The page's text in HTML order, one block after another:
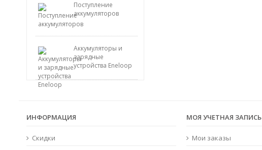
Поступление
аккумуляторов
Аккумуляторы и
зарядные
устройства Eneloop
ИНФОРМАЦИЯ
Скидки
МОЯ УЧЕТНАЯ ЗАПИСЬ
Мои заказы